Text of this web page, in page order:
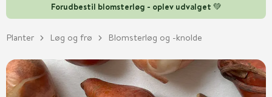
Forudbestil blomsterløg - oplev udvalget 💚
Planter Løg og frø Blomsterløg og -knolde